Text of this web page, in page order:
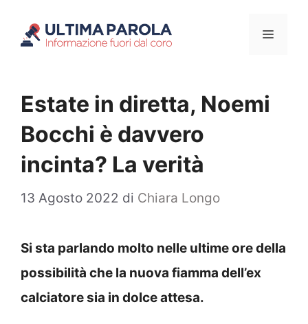
Menu
Estate in diretta, Noemi
Bocchi è davvero
incinta? La verità
13 Agosto 2022 di Chiara Longo
Si sta parlando molto nelle ultime ore della
possibilità che la nuova fiamma dell’ex
calciatore sia in dolce attesa.